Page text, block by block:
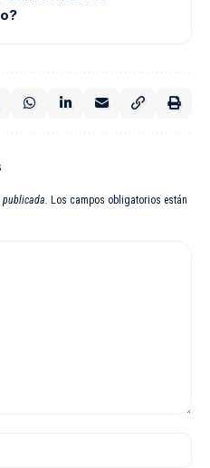
publicada. Los campos obligatorios están